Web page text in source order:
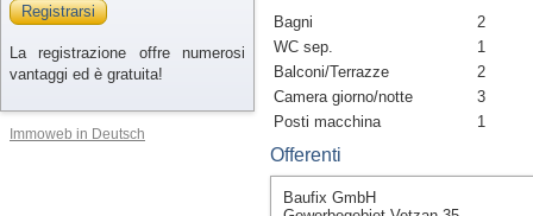
Registrarsi
La registrazione offre numerosi
vantaggi ed è gratuita!
Immoweb in Deutsch
Bagni
2
WC sep.
1
Balconi/Terrazze
2
Camera giorno/notte
3
Posti macchina
1
Offerenti
Baufix GmbH